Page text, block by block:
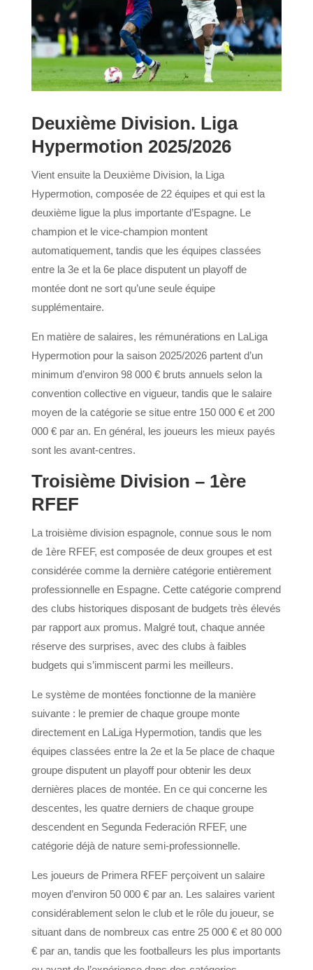
Deuxième Division. Liga
Hypermotion 2025/2026
Vient ensuite la Deuxième Division, la Liga
Hypermotion, composée de 22 équipes et qui est la
deuxième ligue la plus importante d’Espagne. Le
champion et le vice-champion montent
automatiquement, tandis que les équipes classées
entre la 3e et la 6e place disputent un playoff de
montée dont ne sort qu’une seule équipe
supplémentaire.
En matière de salaires, les rémunérations en LaLiga
Hypermotion pour la saison 2025/2026 partent d’un
minimum d’environ 98 000 € bruts annuels selon la
convention collective en vigueur, tandis que le salaire
moyen de la catégorie se situe entre 150 000 € et 200
000 € par an. En général, les joueurs les mieux payés
sont les avant-centres.
Troisième Division – 1ère
RFEF
La troisième division espagnole, connue sous le nom
de 1ère RFEF, est composée de deux groupes et est
considérée comme la dernière catégorie entièrement
professionnelle en Espagne. Cette catégorie comprend
des clubs historiques disposant de budgets très élevés
par rapport aux promus. Malgré tout, chaque année
réserve des surprises, avec des clubs à faibles
budgets qui s’immiscent parmi les meilleurs.
Le système de montées fonctionne de la manière
suivante : le premier de chaque groupe monte
directement en LaLiga Hypermotion, tandis que les
équipes classées entre la 2e et la 5e place de chaque
groupe disputent un playoff pour obtenir les deux
dernières places de montée. En ce qui concerne les
descentes, les quatre derniers de chaque groupe
descendent en Segunda Federación RFEF, une
catégorie déjà de nature semi-professionnelle.
Les joueurs de Primera RFEF perçoivent un salaire
moyen d’environ 50 000 € par an. Les salaires varient
considérablement selon le club et le rôle du joueur, se
situant dans de nombreux cas entre 25 000 € et 80 000
€ par an, tandis que les footballeurs les plus importants